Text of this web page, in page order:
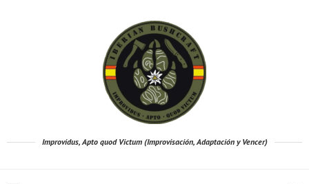
Improvidus, Apto quod Victum (Improvisación, Adaptación y Vencer)